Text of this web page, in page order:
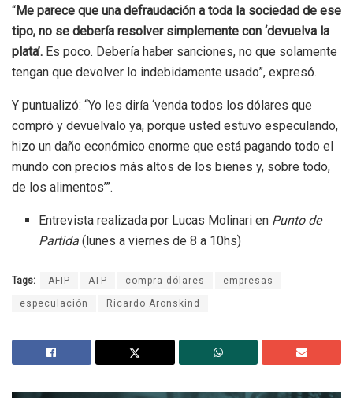
“Me parece que una defraudación a toda la sociedad de ese
tipo, no se debería resolver simplemente con ‘devuelva la
plata’. Es poco. Debería haber sanciones, no que solamente
tengan que devolver lo indebidamente usado”, expresó.
Y puntualizó: “Yo les diría ‘venda todos los dólares que
compró y devuelvalo ya, porque usted estuvo especulando,
hizo un daño económico enorme que está pagando todo el
mundo con precios más altos de los bienes y, sobre todo,
de los alimentos’”.
Entrevista realizada por Lucas Molinari en Punto de
Partida (lunes a viernes de 8 a 10hs)
Tags: AFIP ATP compra dólares empresas
especulación Ricardo Aronskind